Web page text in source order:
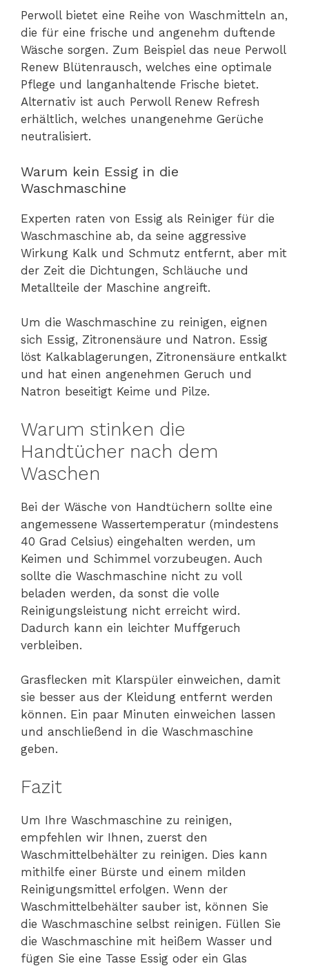
Perwoll bietet eine Reihe von Waschmitteln an,
die für eine frische und angenehm duftende
Wäsche sorgen. Zum Beispiel das neue Perwoll
Renew Blütenrausch, welches eine optimale
Pflege und langanhaltende Frische bietet.
Alternativ ist auch Perwoll Renew Refresh
erhältlich, welches unangenehme Gerüche
neutralisiert.
Warum kein Essig in die
Waschmaschine
Experten raten von Essig als Reiniger für die
Waschmaschine ab, da seine aggressive
Wirkung Kalk und Schmutz entfernt, aber mit
der Zeit die Dichtungen, Schläuche und
Metallteile der Maschine angreift.
Um die Waschmaschine zu reinigen, eignen
sich Essig, Zitronensäure und Natron. Essig
löst Kalkablagerungen, Zitronensäure entkalkt
und hat einen angenehmen Geruch und
Natron beseitigt Keime und Pilze.
Warum stinken die
Handtücher nach dem
Waschen
Bei der Wäsche von Handtüchern sollte eine
angemessene Wassertemperatur (mindestens
40 Grad Celsius) eingehalten werden, um
Keimen und Schimmel vorzubeugen. Auch
sollte die Waschmaschine nicht zu voll
beladen werden, da sonst die volle
Reinigungsleistung nicht erreicht wird.
Dadurch kann ein leichter Muffgeruch
verbleiben.
Grasflecken mit Klarspüler einweichen, damit
sie besser aus der Kleidung entfernt werden
können. Ein paar Minuten einweichen lassen
und anschließend in die Waschmaschine
geben.
Fazit
Um Ihre Waschmaschine zu reinigen,
empfehlen wir Ihnen, zuerst den
Waschmittelbehälter zu reinigen. Dies kann
mithilfe einer Bürste und einem milden
Reinigungsmittel erfolgen. Wenn der
Waschmittelbehälter sauber ist, können Sie
die Waschmaschine selbst reinigen. Füllen Sie
die Waschmaschine mit heißem Wasser und
fügen Sie eine Tasse Essig oder ein Glas